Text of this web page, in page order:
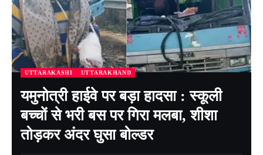
UTTARAKASHI UTTARAKHAND
यमुनोत्री हाईवे पर बड़ा हादसा : स्कूली
बच्चों से भरी बस पर गिरा मलबा, शीशा
तोड़कर अंदर घुसा बोल्डर